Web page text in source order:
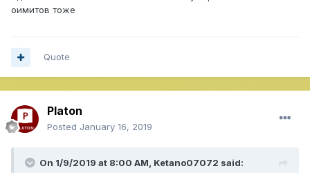
оимитов тоже
Quote
Platon
Posted January 16, 2019
On 1/9/2019 at 8:00 AM, Ketano07072 said: